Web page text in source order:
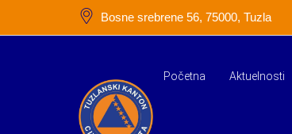
Bosne srebrene 56, 75000, Tuzla
Početna Aktuelnosti